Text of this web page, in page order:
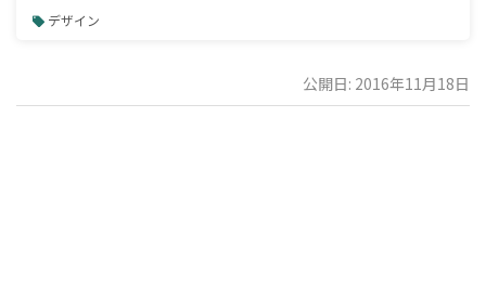
デザイン
公開日: 2016年11月18日